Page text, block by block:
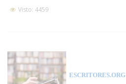
Visto: 4459
ESCRITORES.ORG